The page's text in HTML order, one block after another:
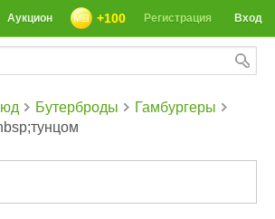
Вход
Регистрация
+100
Аукцион
Бутерброды
Гамбургеры